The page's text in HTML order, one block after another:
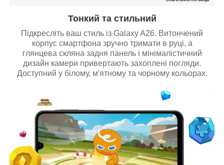
Тонкий та стильний
Підкресліть ваш стиль із Galaxy A26. Витончений
корпус смартфона зручно тримати в руці, а
глянцева скляна задня панель і мінімалістичний
дизайн камери привертають захоплені погляди.
Доступний у білому, м'ятному та чорному кольорах.